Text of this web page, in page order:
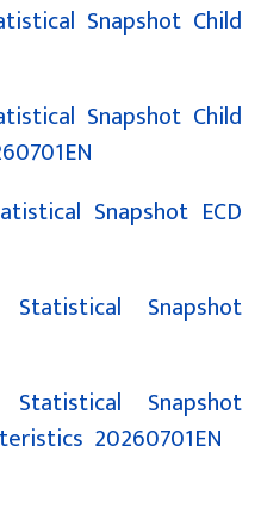
Snapshot Child
Snapshot Child
Snapshot ECD
Snapshot
Snapshot
20260701EN